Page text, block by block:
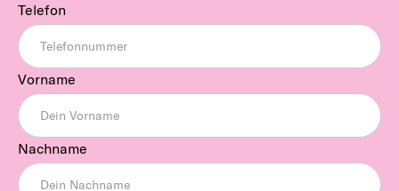
Telefon
Vorname
Nachname